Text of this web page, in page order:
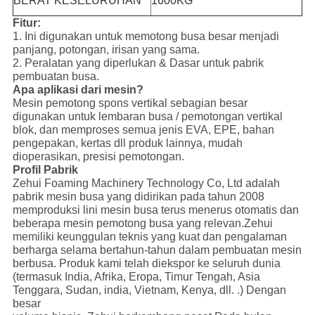
Fitur:
1. Ini digunakan untuk memotong busa besar menjadi
panjang, potongan, irisan yang sama.
2. Peralatan yang diperlukan & Dasar untuk pabrik
pembuatan busa.
Apa aplikasi dari mesin?
Mesin pemotong spons vertikal sebagian besar
digunakan untuk lembaran busa / pemotongan vertikal
blok, dan memproses semua jenis EVA, EPE, bahan
pengepakan, kertas dll produk lainnya, mudah
dioperasikan, presisi pemotongan.
Profil Pabrik
Zehui Foaming Machinery Technology Co, Ltd adalah
pabrik mesin busa yang didirikan pada tahun 2008
memproduksi lini mesin busa terus menerus otomatis dan
beberapa mesin pemotong busa yang relevan.Zehui
memiliki keunggulan teknis yang kuat dan pengalaman
berharga selama bertahun-tahun dalam pembuatan mesin
berbusa. Produk kami telah diekspor ke seluruh dunia
(termasuk India, Afrika, Eropa, Timur Tengah, Asia
Tenggara, Sudan, india, Vietnam, Kenya, dll. .) Dengan
besar